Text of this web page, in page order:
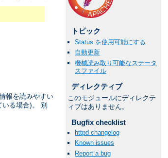
報を読みやすい
る場合)。 別
トピック
Status を使用可能にする
自動更新
機械読み取り可能なステータ
スファイル
ディレクティブ
このモジュールにディレクテ
ィブはありません。
Bugfix checklist
httpd changelog
Known issues
Report a bug